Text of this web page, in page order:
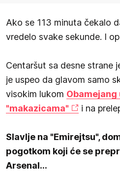
Ako se 113 minuta čekalo
vredelo svake sekunde. I
Centaršut sa desne strane
je uspeo da glavom samo
visokim lukom
"makazicama"
i na
Slavlje na "Emirejtsu",
pogotkom koji će se
Arsenal...